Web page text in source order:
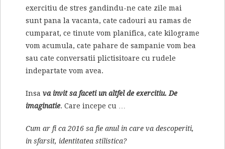
exercitiu de stres gandindu-ne cate zile mai
sunt pana la vacanta, cate cadouri au ramas de
cumparat, ce tinute vom planifica, cate kilograme
vom acumula, cate pahare de sampanie vom bea
sau cate conversatii plictisitoare cu rudele
indepartate vom avea.
Insa va invit sa faceti un altfel de exercitiu. De
imaginatie. Care incepe cu …
Cum ar fi ca 2016 sa fie anul in care va descoperiti,
in sfarsit, identitatea stilistica?